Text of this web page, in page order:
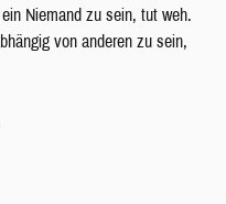
Niemand zu sein, tut weh.
von anderen zu sein,